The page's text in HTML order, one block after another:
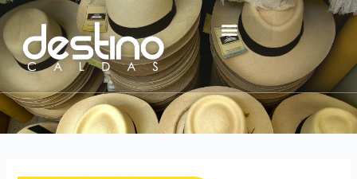
contenido
Ir
al
contenido